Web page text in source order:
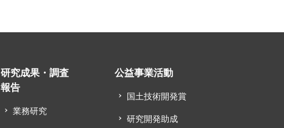
研究成果・調査
報告
業務研究
公益事業活動
国土技術開発賞
研究開発助成